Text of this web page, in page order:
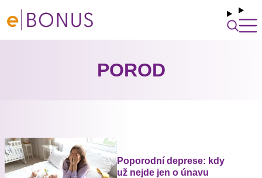
POROD
Poporodní deprese: kdy
už nejde jen o únavu